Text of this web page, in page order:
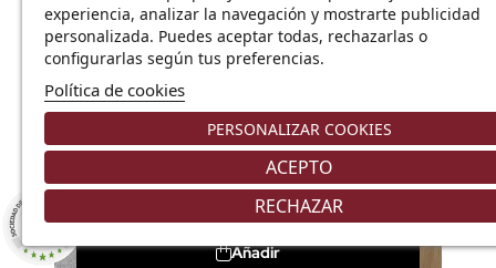
Añadir
experiencia, analizar la navegación y mostrarte publicidad
personalizada. Puedes aceptar todas, rechazarlas o
configurarlas según tus preferencias.
Política de cookies
PERSONALIZAR COOKIES
RECHAZAR
ACEPTO
8.9/10